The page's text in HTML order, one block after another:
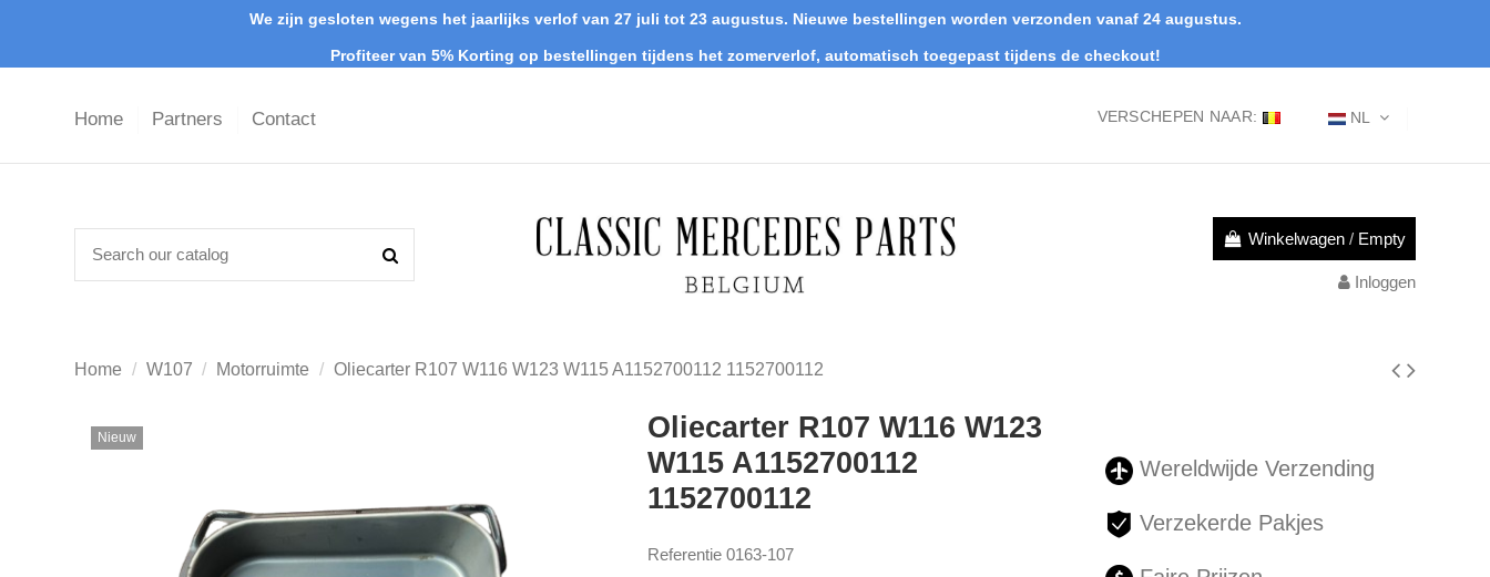
We zijn gesloten wegens het jaarlijks verlof van 27 juli tot 23 augustus. Nieuwe bestellingen worden verzonden vanaf 24 augustus.
Profiteer van 5% Korting op bestellingen tijdens het zomerverlof, automatisch toegepast tijdens de checkout!
Home Partners Contact NL
VERSCHEPEN NAAR:
Winkelwagen / Empty
Inloggen
Home W107 Motorruimte Oliecarter R107 W116 W123 W115 A1152700112 1152700112
Nieuw
Oliecarter R107 W116 W123
W115 A1152700112
1152700112
Referentie 0163-107
Wereldwijde Verzending
Verzekerde Pakjes